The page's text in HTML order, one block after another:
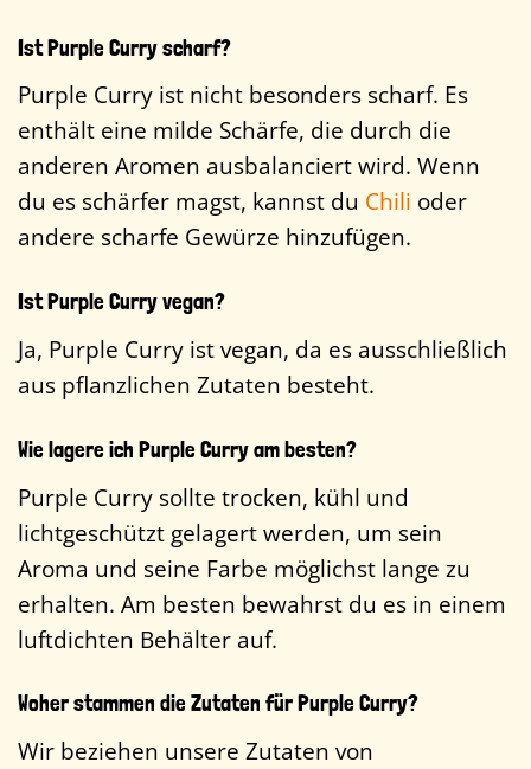
Ist Purple Curry scharf?
Purple Curry ist nicht besonders scharf. Es
enthält eine milde Schärfe, die durch die
anderen Aromen ausbalanciert wird. Wenn
du es schärfer magst, kannst du Chili oder
andere scharfe Gewürze hinzufügen.
Ist Purple Curry vegan?
Ja, Purple Curry ist vegan, da es ausschließlich
aus pflanzlichen Zutaten besteht.
Wie lagere ich Purple Curry am besten?
Purple Curry sollte trocken, kühl und
lichtgeschützt gelagert werden, um sein
Aroma und seine Farbe möglichst lange zu
erhalten. Am besten bewahrst du es in einem
luftdichten Behälter auf.
Woher stammen die Zutaten für Purple Curry?
Wir beziehen unsere Zutaten von